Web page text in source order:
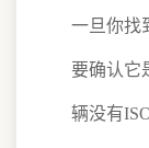
一旦你找
要确认它
辆没有